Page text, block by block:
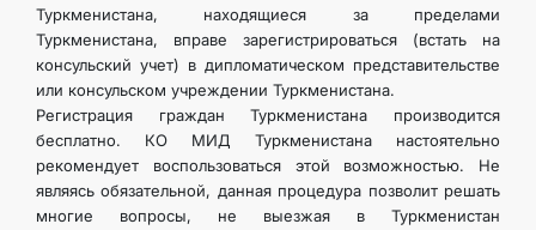
Туркменистана, находящиеся за пределами
Туркменистана, вправе зарегистрироваться (встать на
консульский учет) в дипломатическом представительстве
или консульском учреждении Туркменистана.
Регистрация граждан Туркменистана производится
бесплатно. КО МИД Туркменистана настоятельно
рекомендует воспользоваться этой возможностью. Не
являясь обязательной, данная процедура позволит решать
многие вопросы, не выезжая в Туркменистан